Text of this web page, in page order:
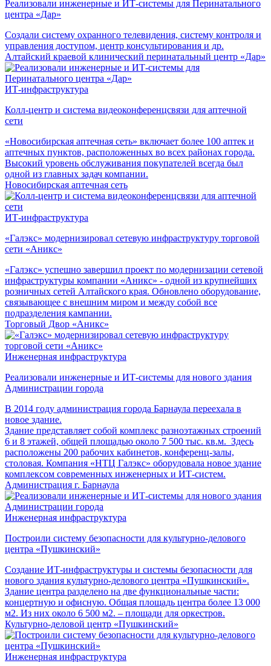
Реализовали инженерные и ИТ-системы для Перинатального
центра «Дар»
Создали систему охранного телевидения, систему контроля и
управления доступом, центр консультирования и др.
Алтайский краевой клинический перинатальный центр «Дар»
ИТ-инфраструктура
Колл-центр и система видеоконференцсвязи для аптечной
сети
«Новосибирская аптечная сеть» включает более 100 аптек и
аптечных пунктов, расположенных во всех районах города.
Высокий уровень обслуживания покупателей всегда был
одной из главных задач компании.
Новосибирская аптечная сеть
ИТ-инфраструктура
«Галэкс» модернизировал сетевую инфраструктуру торговой
сети «Аникс»
«Галэкс» успешно завершил проект по модернизации сетевой
инфраструктуры компании «Аникс» - одной из крупнейших
розничных сетей Алтайского края. Обновлено оборудование,
связывающее с внешним миром и между собой все
подразделения кампании.
Торговый Двор «Аникс»
Инженерная инфраструктура
Реализовали инженерные и ИТ-системы для нового здания
Администрации города
В 2014 году администрация города Барнаула переехала в
новое здание.
Здание представляет собой комплекс разноэтажных строений
6 и 8 этажей, общей площадью около 7 500 тыс. кв.м. Здесь
расположены 200 рабочих кабинетов, конференц-залы,
столовая. Компания «НТЦ Галэкс» оборудовала новое здание
комплексом современных инженерных и ИТ-систем.
Администрация г. Барнаула
Инженерная инфраструктура
Построили систему безопасности для культурно-делового
центра «Пушкинский»
Создание ИТ-инфраструктуры и системы безопасности для
нового здания культурно-делового центра «Пушкинский».
Здание центра разделено на две функциональные части:
концертную и офисную. Общая площадь центра более 13 000
м2. Из них около 6 500 м2. – площади для оркестров.
Культурно-деловой центр «Пушкинский»
Инженерная инфраструктура